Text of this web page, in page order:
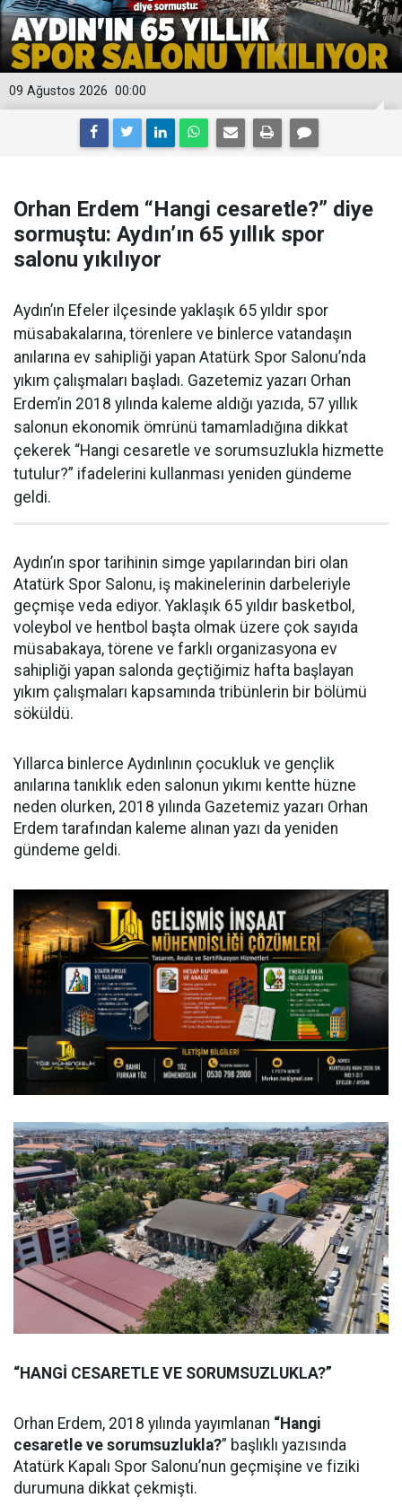
00:00
09 Ağustos 2026
Orhan Erdem “Hangi cesaretle?” diye
sormuştu: Aydın’ın 65 yıllık spor
salonu yıkılıyor
Aydın’ın Efeler ilçesinde yaklaşık 65 yıldır spor
müsabakalarına, törenlere ve binlerce vatandaşın
anılarına ev sahipliği yapan Atatürk Spor Salonu’nda
yıkım çalışmaları başladı. Gazetemiz yazarı Orhan
Erdem’in 2018 yılında kaleme aldığı yazıda, 57 yıllık
salonun ekonomik ömrünü tamamladığına dikkat
çekerek “Hangi cesaretle ve sorumsuzlukla hizmette
tutulur?” ifadelerini kullanması yeniden gündeme
geldi.
Aydın’ın spor tarihinin simge yapılarından biri olan
Atatürk Spor Salonu, iş makinelerinin darbeleriyle
geçmişe veda ediyor. Yaklaşık 65 yıldır basketbol,
voleybol ve hentbol başta olmak üzere çok sayıda
müsabakaya, törene ve farklı organizasyona ev
sahipliği yapan salonda geçtiğimiz hafta başlayan
yıkım çalışmaları kapsamında tribünlerin bir bölümü
söküldü.
Yıllarca binlerce Aydınlının çocukluk ve gençlik
anılarına tanıklık eden salonun yıkımı kentte hüzne
neden olurken, 2018 yılında Gazetemiz yazarı Orhan
Erdem tarafından kaleme alınan yazı da yeniden
gündeme geldi.
“HANGİ CESARETLE VE SORUMSUZLUKLA?”
Orhan Erdem, 2018 yılında yayımlanan “Hangi
cesaretle ve sorumsuzlukla?” başlıklı yazısında
Atatürk Kapalı Spor Salonu’nun geçmişine ve fiziki
durumuna dikkat çekmişti.